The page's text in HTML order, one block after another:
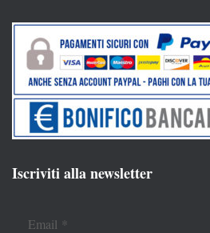
Iscriviti alla newsletter
Email *